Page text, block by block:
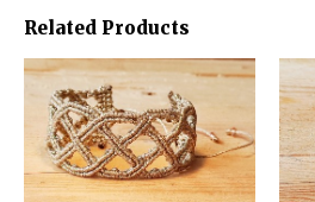
Related Products